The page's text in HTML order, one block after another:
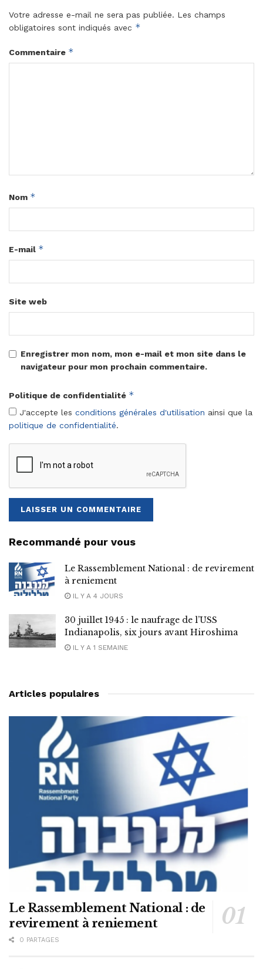
Votre adresse e-mail ne sera pas publiée. Les champs
obligatoires sont indiqués avec *
Commentaire *
Nom *
E-mail *
Site web
Enregistrer mon nom, mon e-mail et mon site dans le
navigateur pour mon prochain commentaire.
Politique de confidentialité *
J'accepte les conditions générales d'utilisation ainsi que la
politique de confidentialité.
Recommandé pour vous
Le Rassemblement National : de revirement
à reniement
IL Y A 4 JOURS
30 juillet 1945 : le naufrage de l’USS
Indianapolis, six jours avant Hiroshima
IL Y A 1 SEMAINE
Articles populaires
Le Rassemblement National : de
revirement à reniement
0 PARTAGES